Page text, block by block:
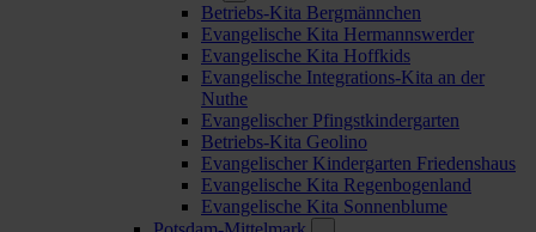
Betriebs-Kita Bergmännchen
Evangelische Kita Hermannswerder
Evangelische Kita Hoffkids
Evangelische Integrations-Kita an der
Nuthe
Evangelischer Pfingstkindergarten
Betriebs-Kita Geolino
Evangelischer Kindergarten Friedenshaus
Evangelische Kita Regenbogenland
Evangelische Kita Sonnenblume